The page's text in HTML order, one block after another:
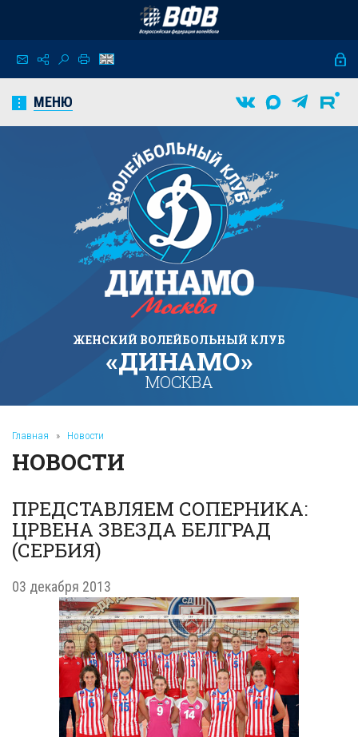
МЕНЮ
ЖЕНСКИЙ ВОЛЕЙБОЛЬНЫЙ КЛУБ
«ДИНАМО»
МОСКВА
Главная » Новости
НОВОСТИ
ПРЕДСТАВЛЯЕМ СОПЕРНИКА:
ЦРВЕНА ЗВЕЗДА БЕЛГРАД
(СЕРБИЯ)
03 декабря 2013